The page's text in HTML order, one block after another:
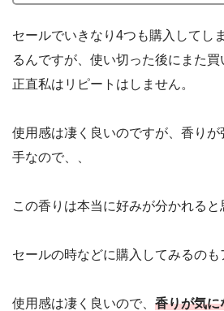
セールでいきなり4つも購入してし
るんですが、使い切った後にまた
正直私はリピートはしません。
使用感は凄く良いのですが、香り
手なので、、
この香りは本当に好みが分かれると
セールの時などに購入してみるのも
使用感は凄く良いので、 香りが気に